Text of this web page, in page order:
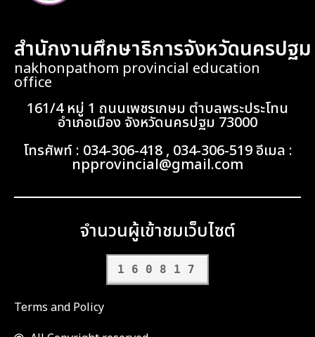
สำนักงานศึกษาธิการจังหวัดนครปฐม
nakhonpathom provincial education
office
161/4 หมู่ 1 ถนนเพชรเกษม ตำบลพระประโทน
อำเภอเมือง จังหวัดนครปฐม 73000
โทรศัพท์ : 034-306-418 , 034-306-519 อีเมล :
npprovincial@gmail.com
จำนวนผู้เข้าชมเว็บไซต์
160817
Terms and Policy